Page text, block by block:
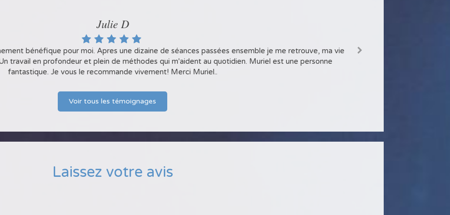
Camille P.
mes études avec moins de stress et plus de sérénité ! Votre bienveillance m'a permis de
en moi et de m'impliquer encore plus dans ce que je fais. Merci encore une fois !
Julie D
bénéfique pour moi. Apres une dizaine de séances passées ensemble je me retrouve, ma vie
travail en profondeur et plein de méthodes qui m'aident au quotidien. Muriel est une personne
fantastique. Je vous le recommande vivement! Merci Muriel..
Voir tous les témoignages
Laissez votre avis